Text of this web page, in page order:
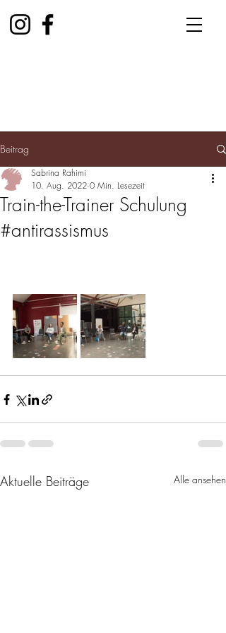
Beitrag
Train-the-Trainer Schulung
#antirassismus
Sabrina Rahimi
10. Aug. 2022 0 Min. Lesezeit
Aktuelle Beiträge Alle ansehen